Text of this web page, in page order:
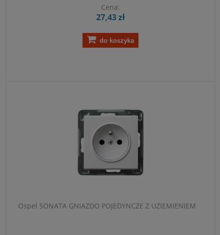
Cena:
27,43 zł
do koszyka
Ospel SONATA GNIAZDO POJEDYNCZE Z UZIEMIENIEM